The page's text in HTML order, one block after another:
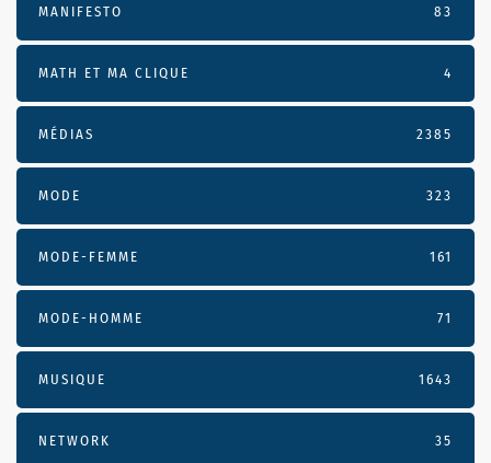
MANIFESTO 83
MATH ET MA CLIQUE 4
MÉDIAS 2385
MODE 323
MODE-FEMME 161
MODE-HOMME 71
MUSIQUE 1643
NETWORK 35